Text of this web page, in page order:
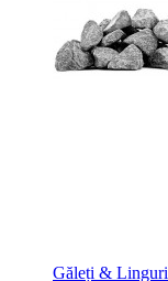
Găleți & Linguri